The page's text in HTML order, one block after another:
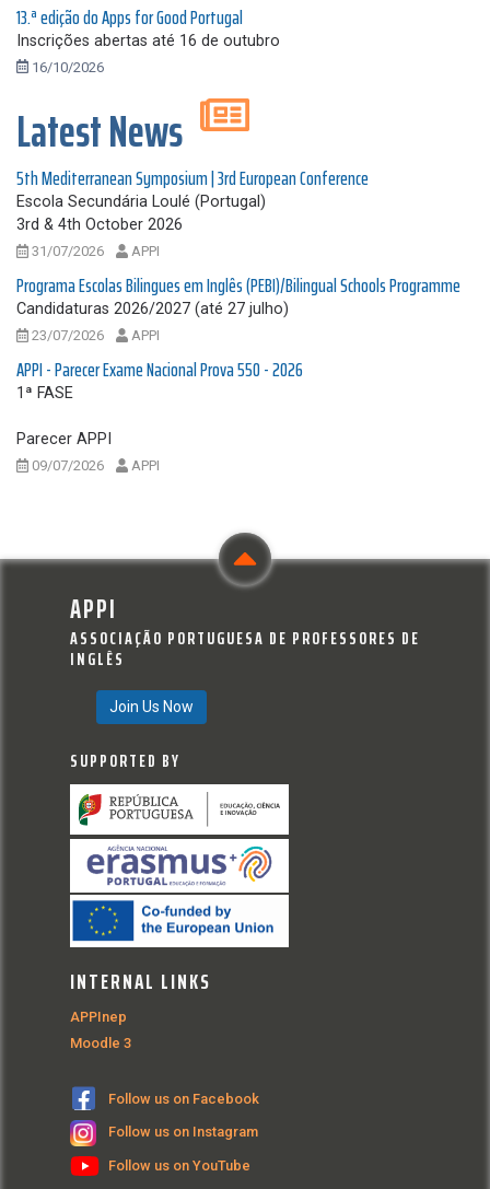
13.ª edição do Apps for Good Portugal
Inscrições abertas até 16 de outubro
16/10/2026
Latest News
5th Mediterranean Symposium | 3rd European Conference
Escola Secundária Loulé (Portugal)
3rd & 4th October 2026
31/07/2026 APPI
Programa Escolas Bilingues em Inglês (PEBI)/Bilingual Schools Programme
Candidaturas 2026/2027 (até 27 julho)
23/07/2026 APPI
APPI - Parecer Exame Nacional Prova 550 - 2026
1ª FASE
Parecer APPI
09/07/2026 APPI
APPI
ASSOCIAÇÃO PORTUGUESA DE PROFESSORES DE
INGLÊS
Join Us Now
SUPPORTED BY
INTERNAL LINKS
APPInep
Moodle 3
Follow us on Facebook
Follow us on Instagram
Follow us on YouTube